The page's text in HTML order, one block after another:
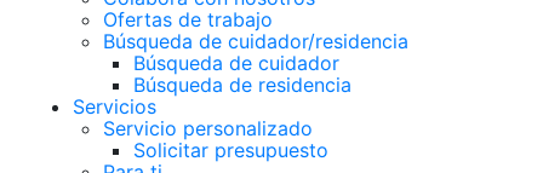
Ofertas de trabajo
Búsqueda de cuidador/residencia
Búsqueda de cuidador
Búsqueda de residencia
Servicios
Servicio personalizado
Solicitar presupuesto